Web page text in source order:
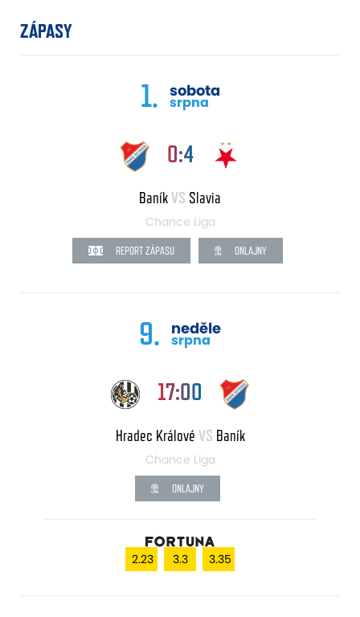
ZÁPASY
1. sobota
srpna
0:4
BaníkVS Slavia
Chance Liga
REPORT ZÁPASU ONLAJNY
9. neděle
srpna
17:00
Hradec Králové VS Baník
Chance Liga
ONLAJNY
2.23 3.3 3.35